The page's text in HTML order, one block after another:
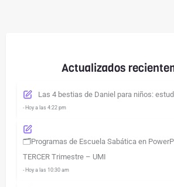
Actualizados
Las 4 bestias de Daniel para niños:
- Hoy a las 4:22 pm
🗂️Programas de Escuela Sabática en
TERCER Trimestre – UMI
- Hoy a las 10:30 am